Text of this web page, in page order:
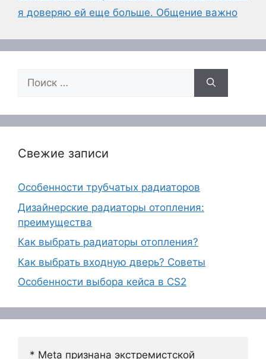
я доверяю ей еще больше. Общение важно
Поиск:
Свежие записи
Особенности трубчатых радиаторов
Дизайнерские радиаторы отопления:
преимущества
Как выбрать радиаторы отопления?
Как выбрать входную дверь? Советы
Особенности выбора кейса в CS2
* Meta признана экстремистской